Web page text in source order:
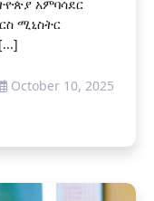
አምባሳደር
ሚኒስትር
October 10, 2025